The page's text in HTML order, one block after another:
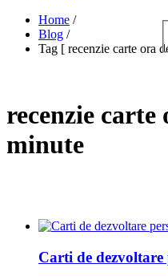
Home /
Blog /
Tag [ recenzie carte ora
recenzie carte
minute
Carti de dezvoltare